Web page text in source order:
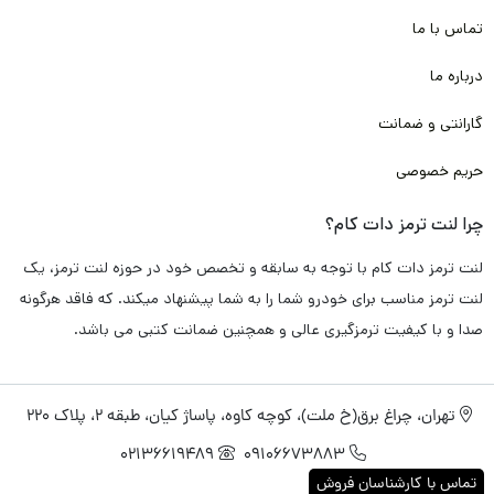
همچون کربن، فایبر، متال و با توجه به پخت کوره ای مناسب و انجام
آزمایش های فنی متعدد برای
عملکرد ترمز گیری مناسب و سریع
گونه
آسیبی به دیسک چرخ خودرو شما وارد نکند . و شما را متحمل هزینه
های بیشتر نکند.
علاوه بر آن باتوجه استفاده از تکنولوژی نانو و تکنولوژی های روز دنیا
در ساخت این لنت ترمز، باعث شده مواقعی که راننده به صورت
متناوب از ترمز استفاده می کند.لنت داغ نکند . و کارایی و عملکرد آن
تماس با ما
درباره ما
گارانتی و ضمانت
حریم خصوصی
چرا لنت ترمز دات کام؟
لنت ترمز دات کام با توجه به سابقه و تخصص خود در حوزه لنت ترمز، یک
لنت ترمز مناسب برای خودرو شما را به شما پیشنهاد میکند. که فاقد هرگونه
صدا و با کیفیت ترمزگیری عالی و همچنین ضمانت کتبی می باشد.
تهران، چراغ برق(خ ملت)، کوچه کاوه، پاساژ کیان، طبقه 2، پلاک 220
09106673883
02136619489
تماس با کارشناسان فروش